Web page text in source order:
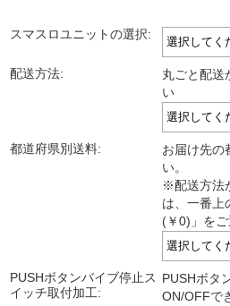
スマスロユニットの選択:
配送方法:
丸ごと配送
い
都道府県別送料:
お届け先の
い。
※配送方法
は、一番上
(￥0)」をご
PUSHボタンバイブ停止ス
イッチ取付加工:
PUSHボタ
ON/OFFで